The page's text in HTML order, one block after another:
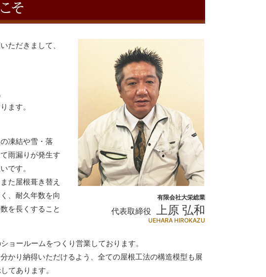
そ
有限会社大栄総業
代表取締役 上原 弘和
UEHARA HIROKAZU
ただきまして、
ます。
凍結や雪・落
雨漏りが発生す
です。
た屋根葺き替え
、耐久年数を向
を長くすること
ョールームをつくり営業しております。
かり納得いただけるよう、全ての屋根工法の構造模型も展
てあります。